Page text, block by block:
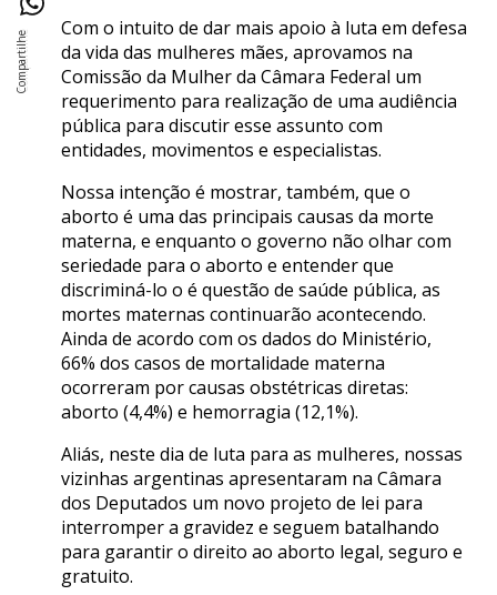
Com o intuito de dar mais apoio à luta em defesa
da vida das mulheres mães, aprovamos na
Comissão da Mulher da Câmara Federal um
requerimento para realização de uma audiência
pública para discutir esse assunto com
entidades, movimentos e especialistas.
Nossa intenção é mostrar, também, que o
aborto é uma das principais causas da morte
materna, e enquanto o governo não olhar com
seriedade para o aborto e entender que
discriminá-lo o é questão de saúde pública, as
mortes maternas continuarão acontecendo.
Ainda de acordo com os dados do Ministério,
66% dos casos de mortalidade materna
ocorreram por causas obstétricas diretas:
aborto (4,4%) e hemorragia (12,1%).
Aliás, neste dia de luta para as mulheres, nossas
vizinhas argentinas apresentaram na Câmara
dos Deputados um novo projeto de lei para
interromper a gravidez e seguem batalhando
para garantir o direito ao aborto legal, seguro e
gratuito.